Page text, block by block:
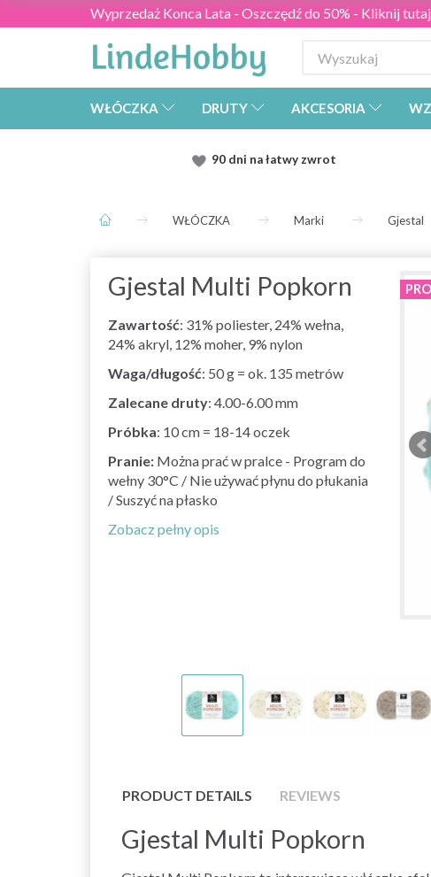
Wyprzedaż Konca Lata - Oszczędź do 50% - Kliknij tutaj
WŁÓCZKA DRUTY AKCESORIA
90 dni na łatwy zwrot
WŁÓCZKA Marki Gjestal
Gjestal Multi Popkorn
Zawartość: 31% poliester, 24% wełna,
24% akryl, 12% moher, 9% nylon
Waga/długość: 50 g = ok. 135 metrów
Zalecane druty: 4.00-6.00 mm
Próbka: 10 cm = 18-14 oczek
Pranie: Można prać w pralce - Program do
wełny 30°C / Nie używać płynu do płukania
/ Suszyć na płasko
Zobacz pełny opis
PRODUCT DETAILS REVIEWS
Gjestal Multi Popkorn